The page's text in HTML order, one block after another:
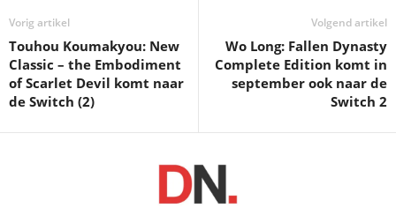
Vorig artikel
Touhou Koumakyou: New
Classic – the Embodiment
of Scarlet Devil komt naar
de Switch (2)
Volgend artikel
Wo Long: Fallen Dynasty
Complete Edition komt in
september ook naar de
Switch 2